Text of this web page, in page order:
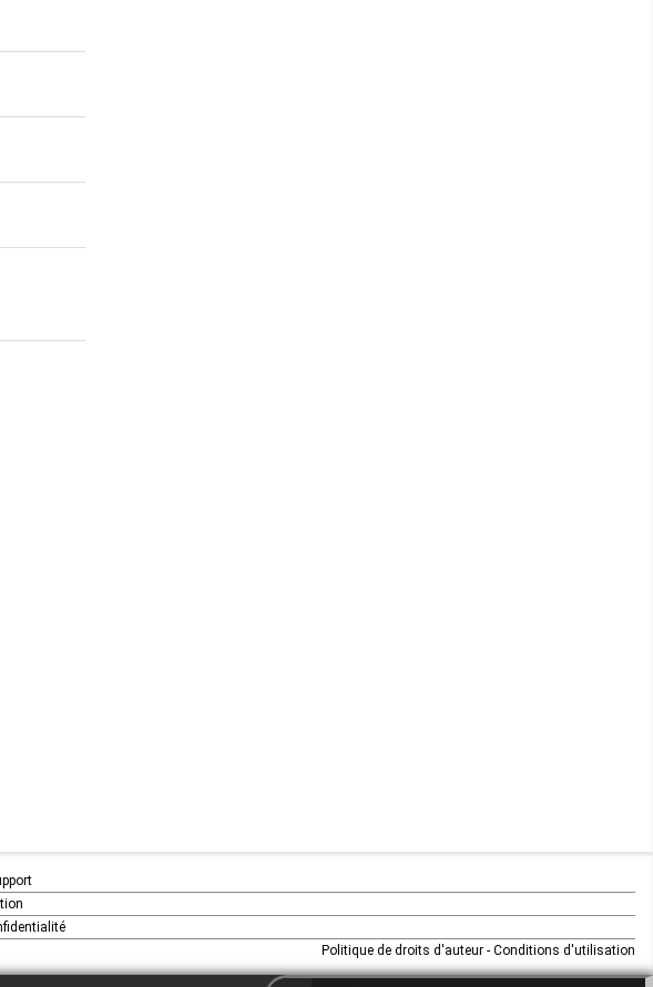
Ouganda
Rd Congo
Politique de droits d'auteur - Conditions d'utilisation